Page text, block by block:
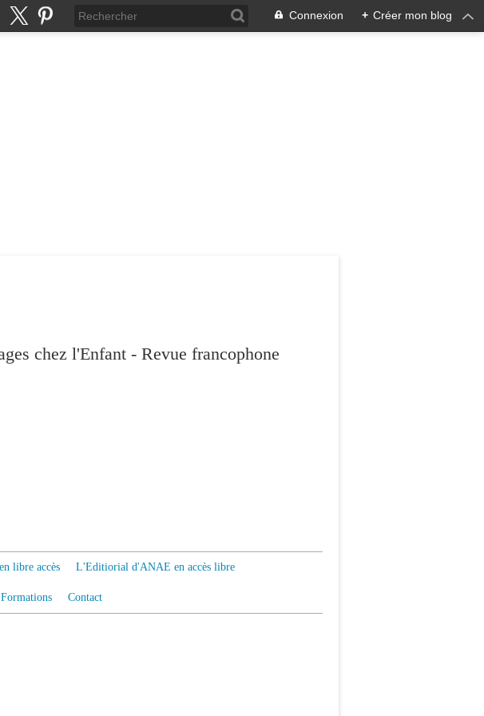
Connexion + Créer mon blog
chez l'Enfant - Revue francophone
libre accès L'Editiorial d'ANAE en accès libre
Contact